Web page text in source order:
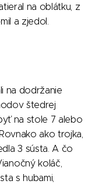
na oblátku, z
a zjedol.
na dodržanie
štedrej
na stole 7 alebo
ako trojka,
3 sústa. A čo
koláč,
s hubami,